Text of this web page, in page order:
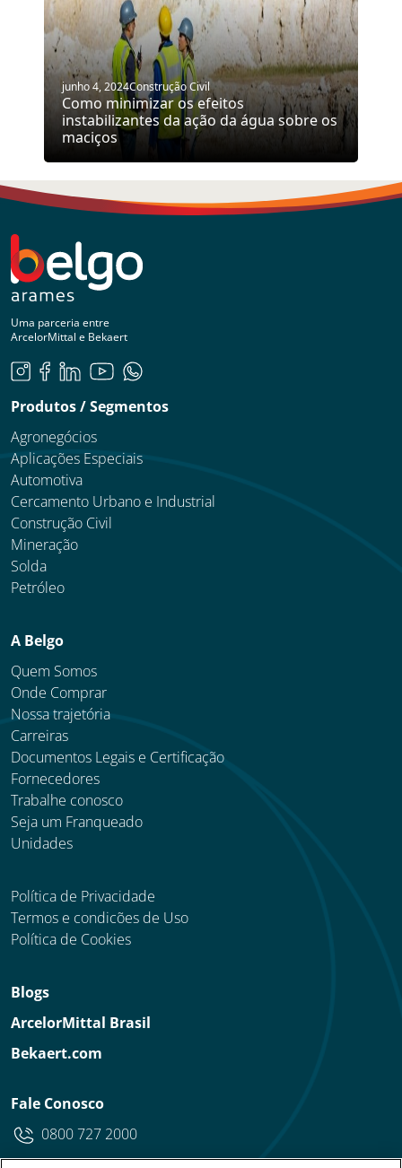
junho 4, 2024Construção Civil
Como minimizar os efeitos
instabilizantes da ação da água sobre os
maciços
Uma parceria entre
ArcelorMittal e Bekaert
Produtos / Segmentos
Agronegócios
Aplicações Especiais
Automotiva
Cercamento Urbano e Industrial
Construção Civil
Mineração
Solda
Petróleo
A Belgo
Quem Somos
Onde Comprar
Nossa trajetória
Carreiras
Documentos Legais e Certificação
Fornecedores
Trabalhe conosco
Seja um Franqueado
Unidades
Política de Privacidade
Termos e condicões de Uso
Política de Cookies
Blogs
ArcelorMittal Brasil
Bekaert.com
Fale Conosco
0800 727 2000